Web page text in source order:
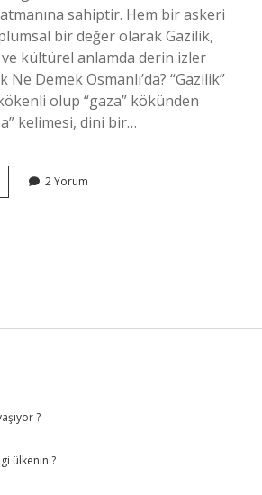
sahiptir. Hem bir askeri
bir değer olarak Gazilik,
ve kültürel anlamda derin izler
Ne Demek Osmanlı’da? “Gazilik”
olup “gaza” kökünden
kelimesi, dini bir…
2 Yorum
?
ülkenin ?